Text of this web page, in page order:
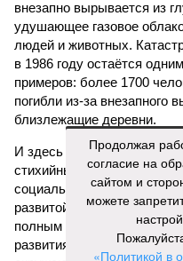
внезапно вырывается из
удушающее газовое
людей и животных.
в 1986 году остаётся
примеров: более 1700
погибли из-за внезапного
близлежащие деревни.
И здесь мы плавно
стихийные бедствия
социальному коллапсу, то
развитой цивилизации,
полным уничтожением.
развития событий учёные
Продолжая
согласие на
сайтом и
можете
«Политикой в